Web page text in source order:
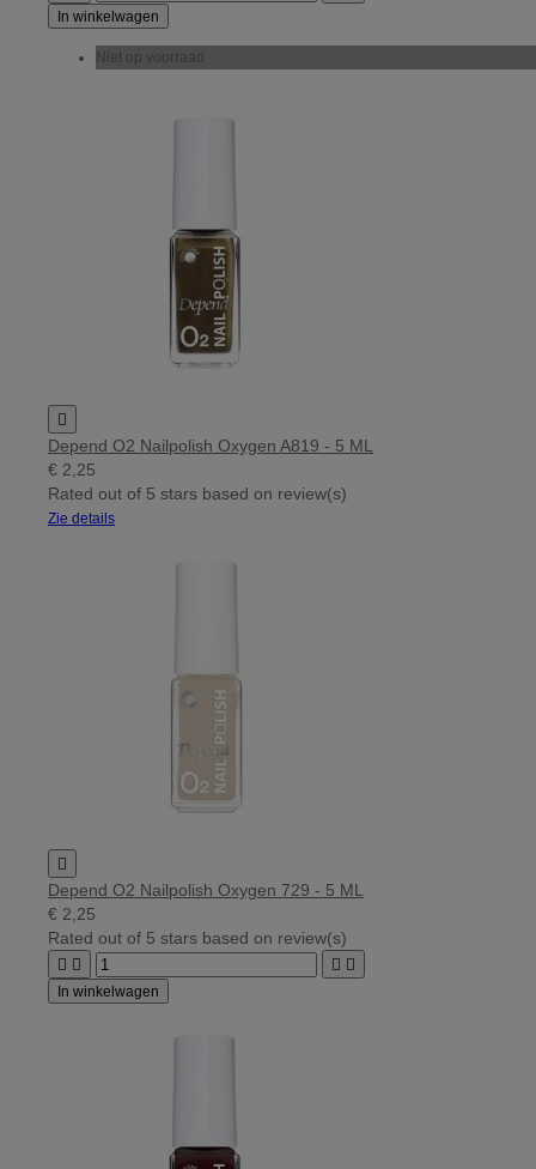
In winkelwagen
Niet op voorraad

Depend O2 Nailpolish Oxygen A819 - 5 ML
€ 2,25
Rated out of 5 stars based on review(s)
Zie details

Depend O2 Nailpolish Oxygen 729 - 5 ML
€ 2,25
Rated out of 5 stars based on review(s)
   
In winkelwagen